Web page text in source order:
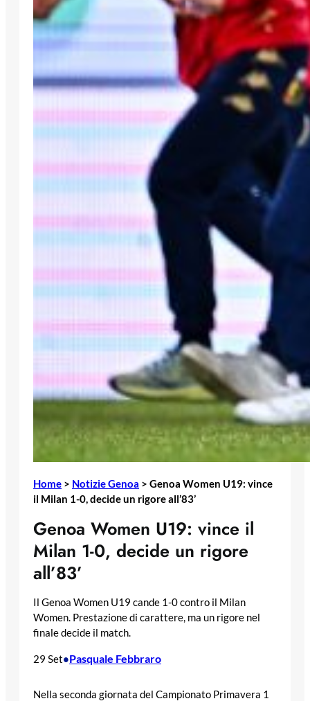
Home > Notizie Genoa > Genoa Women U19: vince
il Milan 1-0, decide un rigore all’83’
Genoa Women U19: vince il
Milan 1-0, decide un rigore
all’83’
Il Genoa Women U19 cande 1-0 contro il Milan
Women. Prestazione di carattere, ma un rigore nel
finale decide il match.
29 Set•Pasquale Febbraro
Nella seconda giornata del Campionato Primavera 1